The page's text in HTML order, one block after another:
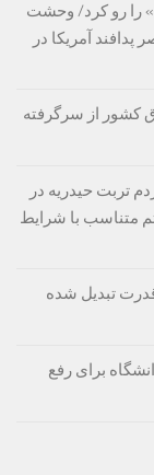
را رو کرد/ وحشت
و پایان عصر پدافند آمریکا در
کشور از سرگرفته
تربت حیدریه در
۱۴۰۵ و برنامه هفتم متناسب با شرایط
تبدیل شده
برای رفع